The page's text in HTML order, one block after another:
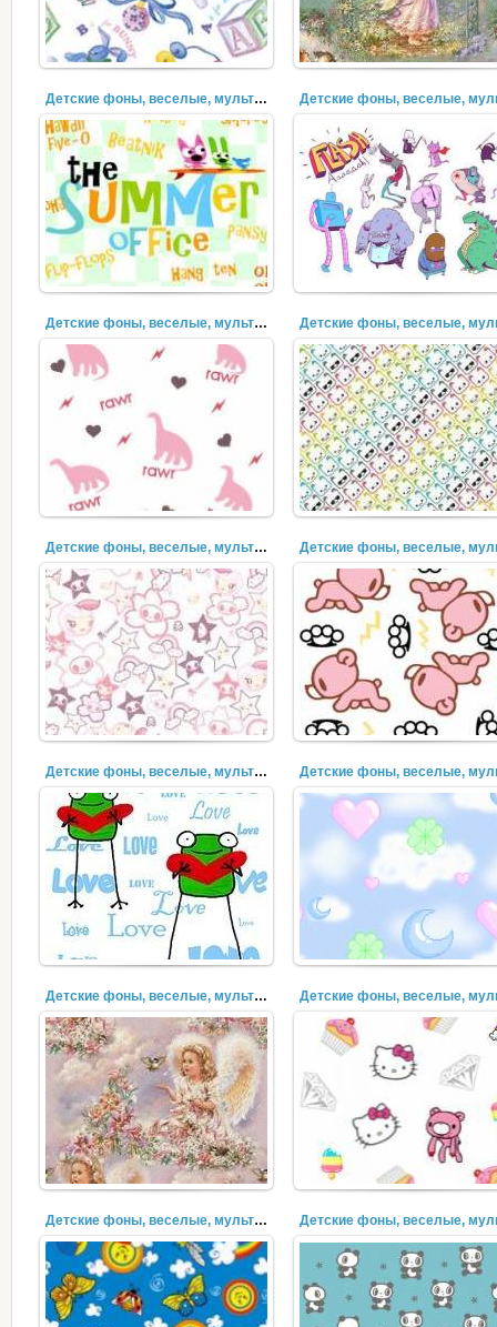
Детские фоны, веселые, мультяшки (29)
Детские фоны, веселые, мультяшки (26)
Детские фоны, веселые, мультяшки (23)
Детские фоны, веселые, мультяшки (20)
Детские фоны, веселые, мультяшки (17)
Детские фоны, веселые, мультяшки (14)